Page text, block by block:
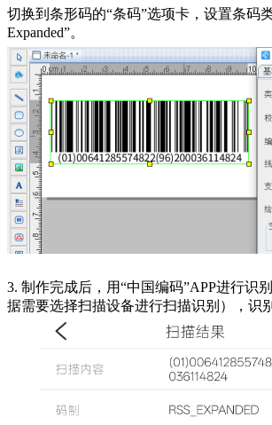
切换到条形码的“条码”选项卡，设置条码
Expanded”。
3. 制作完成后，用“中国编码”APP进行识
据需要选择扫描设备进行扫描识别），识